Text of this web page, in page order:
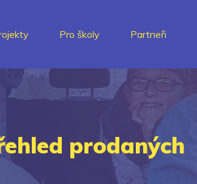
Pro školy Partneři
prodaných